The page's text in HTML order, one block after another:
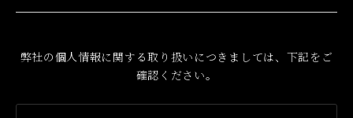
弊社の個人情報に関する取り扱いにつきましては、下記をご
確認ください。